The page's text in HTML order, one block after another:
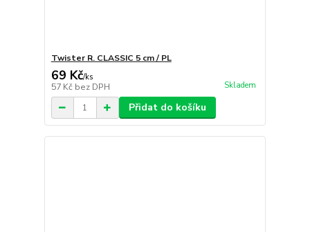
Twister R. CLASSIC 5 cm / PL
69 Kč/ks
57 Kč bez DPH Skladem
Přidat do košíku